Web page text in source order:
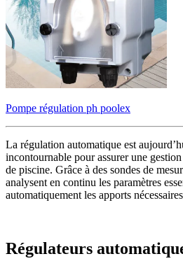
Pompe régulation ph poolex
La régulation automatique est
incontournable pour assurer une
de piscine. Grâce à des sondes de
analysent en continu les paramètres
automatiquement les apports
Régulateurs